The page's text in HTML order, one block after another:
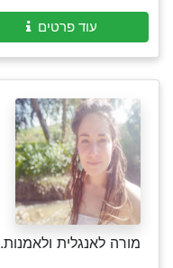
עוד פרטים
מורה לאנגלית ולאמנות.